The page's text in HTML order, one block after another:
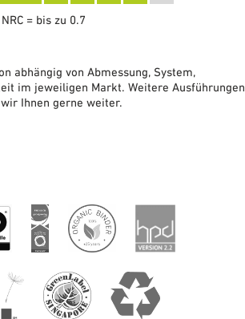
= bis zu 0.7
abhängig von Abmessung, System,
im jeweiligen Markt. Weitere Ausführungen
Ihnen gerne weiter.